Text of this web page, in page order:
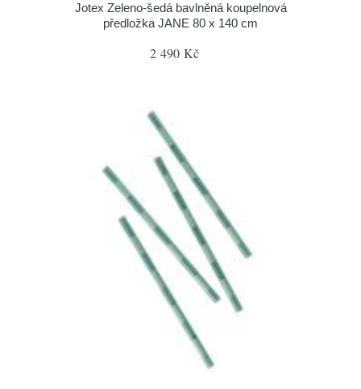
Jotex Zeleno-šedá bavlněná koupelnová
předložka JANE 80 x 140 cm
2 490 Kč